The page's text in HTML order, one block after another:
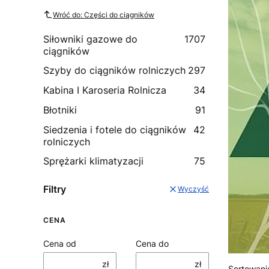
Wróć do: Części do ciągników
Siłowniki gazowe do
ciągników
1707
Szyby do ciągników rolniczych 297
Kabina I Karoseria Rolnicza
34
Błotniki
91
Siedzenia i fotele do ciągników
rolniczych
42
Sprężarki klimatyzacji 75
Filtry Wyczyść
CENA
Cena od
zł
Cena do
zł